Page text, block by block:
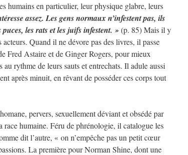
humains en particulier, leur physique glabre, leurs
assez. Les gens normaux n’infestent pas, ils
les rats et les juifs infestent. »(p. 85) Mais il y
Quand il ne dévore pas des livres, il passe
Fred Astaire et de Ginger Rogers, pour mieux
rythme de leurs sauts et entrechats. Il adule aussi
après minuit, en rêvant de posséder ces corps tout
pervers, sexuellement déviant et obsédé par
humaine. Féru de phrénologie, il catalogue les
dit l’autre, « on n’empêche pas un petit cœur
La première pour Norman Shine, dont une